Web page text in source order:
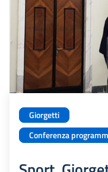
Giorgetti
Conferenza